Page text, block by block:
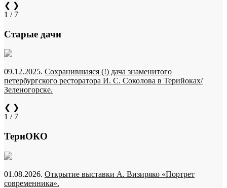
❮ ❯
1 / 7
Старые дачи
09.12.2025. Сохранившаяся (!) дача знаменитого
петербургского ресторатора И. С. Соколова в Терийоках/
Зеленогорске.
❮ ❯
1 / 7
ТериОКО
01.08.2026. Открытие выставки А. Визиряко «Портрет
современника».